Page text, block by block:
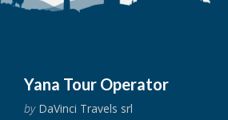
Yana Tour Operator
byDaVinci Travels srl